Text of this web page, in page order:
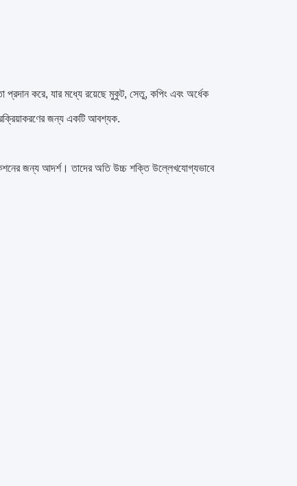
করে, যার মধ্যে রয়েছে মুকুট, সেতু, কপিং এবং অর্ধেক
জন্য একটি আবশ্যক.
জন্য আদর্শ। তাদের অতি উচ্চ শক্তি উল্লেখযোগ্যভাবে